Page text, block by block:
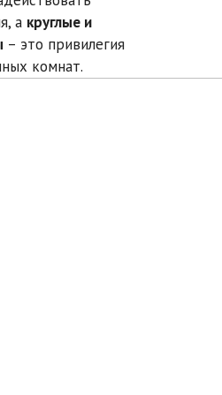
а круглые и
– это привилегия
комнат.